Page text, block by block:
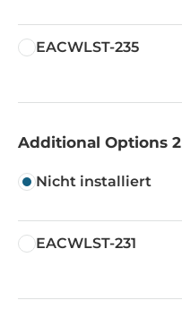
EACWLST-235
Additional Options 2
Nicht installiert
EACWLST-231